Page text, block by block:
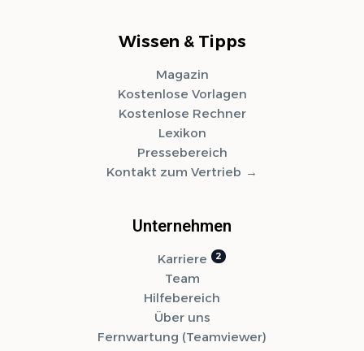
Wissen & Tipps
Magazin
Kostenlose Vorlagen
Kostenlose Rechner
Lexikon
Pressebereich
Kontakt zum Vertrieb
Unternehmen
Karriere
Team
Hilfebereich
Über uns
Fernwartung (Teamviewer)